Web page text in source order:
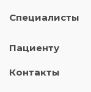
Специалисты
Пациенту
Контакты